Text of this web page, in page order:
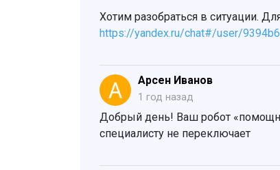
Хотим разобраться в ситуации.
https://yandex.ru/chat#/user/
Арсен Иванов
1 год назад
Добрый день! Ваш робот
специалисту не переключает